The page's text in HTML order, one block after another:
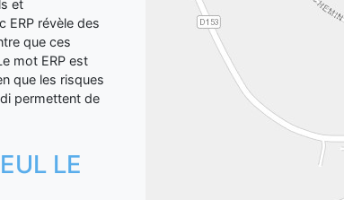
et
ERP révèle des
que ces
mot ERP est
que les risques
permettent de
LE